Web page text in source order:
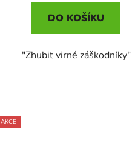
DO KOŠÍKU
"Zhubit virné záškodníky"
AKCE